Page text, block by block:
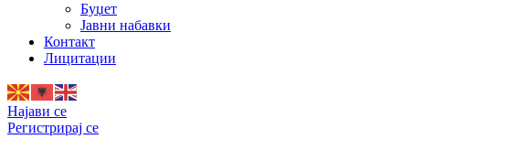
Буџет
Јавни набавки
Контакт
Лицитации
Најави се
Регистрирај се